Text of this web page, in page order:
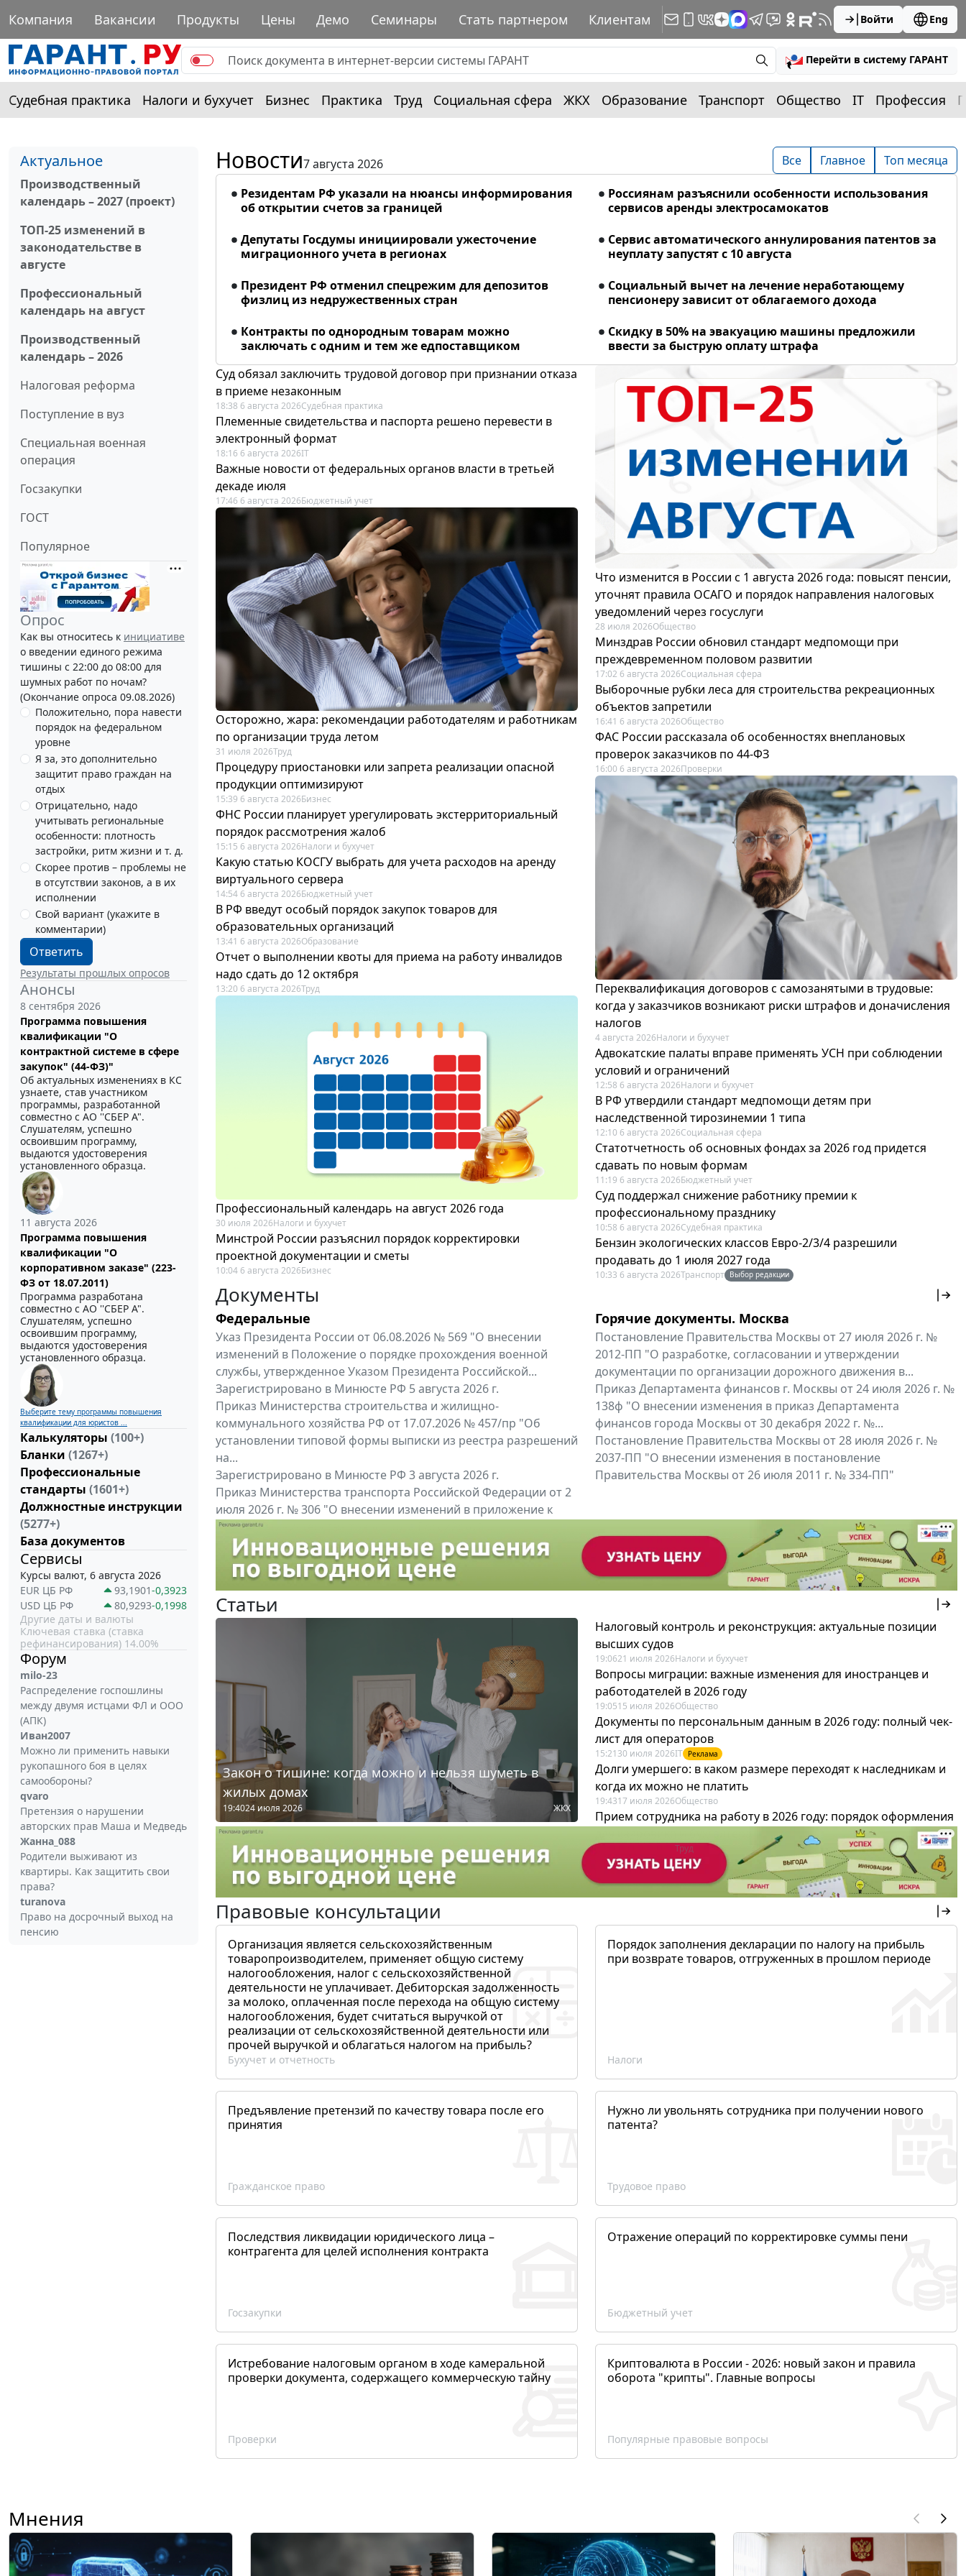
Компания Вакансии Продукты Цены Демо Семинары Стать партнером Клиентам Войти Eng
Перейти в систему ГАРАНТ
Судебная практика Налоги и бухучет Бизнес Практика Труд Социальная сфера ЖКХ Образование Транспорт Общество IT Профессия
Актуальное
Производственный
календарь – 2027 (проект)
ТОП-25 изменений в
законодательстве в
августе
Профессиональный
календарь на август
Производственный
календарь – 2026
Налоговая реформа
Поступление в вуз
Специальная военная
операция
Госзакупки
ГОСТ
Популярное
Опрос
Как вы относитесь к инициативе
о введении единого режима
тишины с 22:00 до 08:00 для
шумных работ по ночам?
(Окончание опроса 09.08.2026)
Положительно, пора навести
порядок на федеральном
уровне
Я за, это дополнительно
защитит право граждан на
отдых
Отрицательно, надо
учитывать региональные
особенности: плотность
застройки, ритм жизни и т. д.
Скорее против – проблемы не
в отсутствии законов, а в их
исполнении
Свой вариант (укажите в
комментарии)
Ответить
Результаты прошлых опросов
Анонсы
8 сентября 2026
Программа повышения
квалификации "О
контрактной системе в сфере
закупок" (44-ФЗ)"
Об актуальных изменениях в КС
узнаете, став участником
программы, разработанной
совместно с АО ''СБЕР А".
Слушателям, успешно
освоившим программу,
выдаются удостоверения
установленного образца.
11 августа 2026
Программа повышения
квалификации "О
корпоративном заказе" (223-
ФЗ от 18.07.2011)
Программа разработана
совместно с АО ''СБЕР А".
Слушателям, успешно
освоившим программу,
выдаются удостоверения
установленного образца.
Выберите тему программы повышения
квалификации для юристов ...
Калькуляторы (100+)
Бланки (1267+)
Профессиональные
стандарты (1601+)
Должностные инструкции
(5277+)
База документов
Сервисы
Курсы валют, 6 августа 2026
EUR ЦБ РФ
93,1901-0,3923
USD ЦБ РФ
80,9293-0,1998
Другие даты и валюты
Ключевая ставка (ставка
рефинансирования) 14.00%
Форум
milo-23
Распределение госпошлины
между двумя истцами ФЛ и ООО
(АПК)
Иван2007
Можно ли применить навыки
рукопашного боя в целях
самообороны?
qvaro
Претензия о нарушении
авторских прав Маша и Медведь
Жанна_088
Родители выживают из
квартиры. Как защитить свои
права?
turanova
Право на досрочный выход на
пенсию
Новости7 августа 2026 Все Главное Топ месяца
Резидентам РФ указали на нюансы информирования
об открытии счетов за границей
Россиянам разъяснили особенности использования
сервисов аренды электросамокатов
Депутаты Госдумы инициировали ужесточение
миграционного учета в регионах
Сервис автоматического аннулирования патентов за
неуплату запустят с 10 августа
Президент РФ отменил спецрежим для депозитов
физлиц из недружественных стран
Социальный вычет на лечение неработающему
пенсионеру зависит от облагаемого дохода
Контракты по однородным товарам можно
заключать с одним и тем же едпоставщиком
Скидку в 50% на эвакуацию машины предложили
ввести за быструю оплату штрафа
Суд обязал заключить трудовой договор при признании отказа
в приеме незаконным
18:38 6 августа 2026Судебная практика
Племенные свидетельства и паспорта решено перевести в
электронный формат
18:16 6 августа 2026IT
Важные новости от федеральных органов власти в третьей
декаде июля
17:46 6 августа 2026Бюджетный учет
Осторожно, жара: рекомендации работодателям и работникам
по организации труда летом
31 июля 2026Труд
Процедуру приостановки или запрета реализации опасной
продукции оптимизируют
15:39 6 августа 2026Бизнес
ФНС России планирует урегулировать экстерриториальный
порядок рассмотрения жалоб
15:15 6 августа 2026Налоги и бухучет
Какую статью КОСГУ выбрать для учета расходов на аренду
виртуального сервера
14:54 6 августа 2026Бюджетный учет
В РФ введут особый порядок закупок товаров для
образовательных организаций
13:41 6 августа 2026Образование
Отчет о выполнении квоты для приема на работу инвалидов
надо сдать до 12 октября
13:20 6 августа 2026Труд
Профессиональный календарь на август 2026 года
30 июля 2026Налоги и бухучет
Минстрой России разъяснил порядок корректировки
проектной документации и сметы
10:04 6 августа 2026Бизнес
Что изменится в России с 1 августа 2026 года: повысят пенсии,
уточнят правила ОСАГО и порядок направления налоговых
уведомлений через госуслуги
28 июля 2026Общество
Минздрав России обновил стандарт медпомощи при
преждевременном половом развитии
17:02 6 августа 2026Социальная сфера
Выборочные рубки леса для строительства рекреационных
объектов запретили
16:41 6 августа 2026Общество
ФАС России рассказала об особенностях внеплановых
проверок заказчиков по 44-ФЗ
16:00 6 августа 2026Проверки
Переквалификация договоров с самозанятыми в трудовые:
когда у заказчиков возникают риски штрафов и доначисления
налогов
4 августа 2026Налоги и бухучет
Адвокатские палаты вправе применять УСН при соблюдении
условий и ограничений
12:58 6 августа 2026Налоги и бухучет
В РФ утвердили стандарт медпомощи детям при
наследственной тирозинемии 1 типа
12:10 6 августа 2026Социальная сфера
Статотчетность об основных фондах за 2026 год придется
сдавать по новым формам
11:19 6 августа 2026Бюджетный учет
Суд поддержал снижение работнику премии к
профессиональному празднику
10:58 6 августа 2026Судебная практика
Бензин экологических классов Евро-2/3/4 разрешили
продавать до 1 июля 2027 года
10:33 6 августа 2026Транспорт Выбор редакции
Документы
Федеральные
Указ Президента России от 06.08.2026 № 569 "О внесении
изменений в Положение о порядке прохождения военной
службы, утвержденное Указом Президента Российской...
Зарегистрировано в Минюсте РФ 5 августа 2026 г.
Приказ Министерства строительства и жилищно-
коммунального хозяйства РФ от 17.07.2026 № 457/пр "Об
установлении типовой формы выписки из реестра разрешений
на...
Зарегистрировано в Минюсте РФ 3 августа 2026 г.
Приказ Министерства транспорта Российской Федерации от 2
июля 2026 г. № 306 "О внесении изменений в приложение к
приказу Министерства транспорта Российской...
Все федеральные документы
Горячие документы. Москва
Постановление Правительства Москвы от 27 июля 2026 г. №
2012-ПП "О разработке, согласовании и утверждении
документации по организации дорожного движения в...
Приказ Департамента финансов г. Москвы от 24 июля 2026 г. №
138ф "О внесении изменения в приказ Департамента
финансов города Москвы от 30 декабря 2022 г. №...
Постановление Правительства Москвы от 28 июля 2026 г. №
2037-ПП "О внесении изменения в постановление
Правительства Москвы от 26 июля 2011 г. № 334-ПП"
Все региональные документы Мой регион ...
Статьи
Закон о тишине: когда можно и нельзя шуметь в
жилых домах
19:4024 июля 2026 ЖКХ
Налоговый контроль и реконструкция: актуальные позиции
высших судов
19:0621 июля 2026Налоги и бухучет
Вопросы миграции: важные изменения для иностранцев и
работодателей в 2026 году
19:0515 июля 2026Общество
Документы по персональным данным в 2026 году: полный чек-
лист для операторов
15:21 30 июля 2026IT Реклама
Долги умершего: в каком размере переходят к наследникам и
когда их можно не платить
19:4317 июля 2026Общество
Прием сотрудника на работу в 2026 году: порядок оформления
12:28 Труд Реклама
Правовые консультации
Организация является сельскохозяйственным
товаропроизводителем, применяет общую систему
налогообложения, налог с сельскохозяйственной
деятельности не уплачивает. Дебиторская задолженность
за молоко, оплаченная после перехода на общую систему
налогообложения, будет считаться выручкой от
реализации от сельскохозяйственной деятельности или
прочей выручкой и облагаться налогом на прибыль?
Бухучет и отчетность
Порядок заполнения декларации по налогу на прибыль
при возврате товаров, отгруженных в прошлом периоде
Налоги
Предъявление претензий по качеству товара после его
принятия
Гражданское право
Нужно ли увольнять сотрудника при получении нового
патента?
Трудовое право
Последствия ликвидации юридического лица –
контрагента для целей исполнения контракта
Госзакупки
Отражение операций по корректировке суммы пени
Бюджетный учет
Истребование налоговым органом в ходе камеральной
проверки документа, содержащего коммерческую тайну
Проверки
Криптовалюта в России - 2026: новый закон и правила
оборота "крипты". Главные вопросы
Популярные правовые вопросы
Мнения